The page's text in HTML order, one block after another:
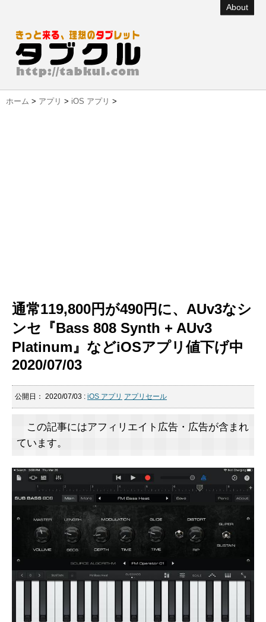
About
ホーム > アプリ > iOS アプリ >
通常119,800円が490円に、AUv3なシ
ンセ『Bass 808 Synth + AUv3
Platinum』などiOSアプリ値下げ中
2020/07/03
公開日： 2020/07/03 : iOS アプリ アプリセール
この記事にはアフィリエイト広告・広告が含まれ
ています。